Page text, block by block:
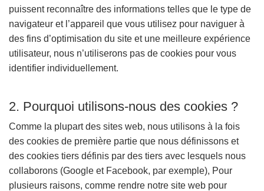
puissent reconnaître des informations telles que le type de
navigateur et l’appareil que vous utilisez pour naviguer à
des fins d’optimisation du site et une meilleure expérience
utilisateur, nous n’utiliserons pas de cookies pour vous
identifier individuellement.
2. Pourquoi utilisons-nous des cookies ?
Comme la plupart des sites web, nous utilisons à la fois
des cookies de première partie que nous définissons et
des cookies tiers définis par des tiers avec lesquels nous
collaborons (Google et Facebook, par exemple), Pour
plusieurs raisons, comme rendre notre site web pour